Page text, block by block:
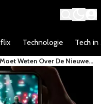
Technologie Tech in
Weten Over De Nieuwe
Xs En IPhone Xs Max